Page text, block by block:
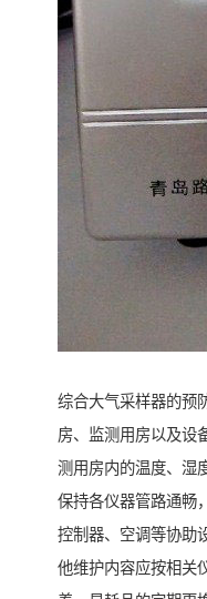
综合大气采样器的预
房、监测用房以及设
测用房内的温度、湿
保持各仪器管路通畅
控制器、空调等协助
他维护内容应按相关